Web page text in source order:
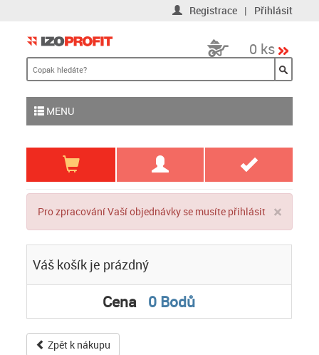
Registrace | Přihlásit
0 ks
MENU
×
Pro zpracování Vaší objednávky se musíte přihlásit
Váš košík je prázdný
Cena 0 Bodů
Zpět k nákupu